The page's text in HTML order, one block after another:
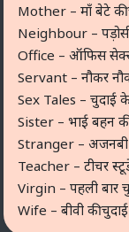
Mother – माँ बेटे की
Neighbour –
Office – ऑफिस
Servant – नौकर
Sex Tales – चुदाई
Sister – भाई बहन
Stranger – अजनबी
Teacher – टीचर
Virgin – पहली बार
Wife – बीवी की चुदाई